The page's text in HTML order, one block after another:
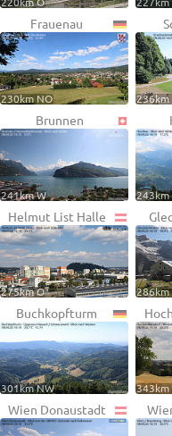
Frauenau
230km NO 236km
Brunnen
241km W 243km
Helmut List Halle
275km O 286km
Buchkopfturm
301km NW 343km
Wien Donaustadt